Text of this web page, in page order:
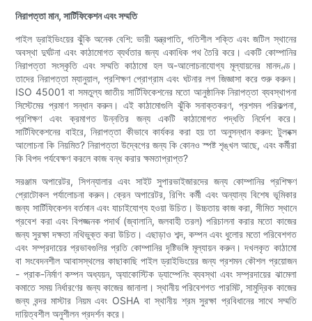
নিরাপত্তা মান, সার্টিফিকেশন এবং সম্মতি
পাইল ড্রাইভিংয়ের ঝুঁকি অনেক বেশি: ভারী যন্ত্রপাতি, গতিশীল শক্তি এবং জটিল স্থানের
অবস্থা দুর্ঘটনা এবং কাঠামোগত ব্যর্থতার জন্য একাধিক পথ তৈরি করে। একটি কোম্পানির
নিরাপত্তা সংস্কৃতি এবং সম্মতি কাঠামো হল অ-আলোচনাযোগ্য মূল্যায়নের মানদণ্ড।
তাদের নিরাপত্তা ম্যানুয়াল, প্রশিক্ষণ প্রোগ্রাম এবং ঘটনার লগ জিজ্ঞাসা করে শুরু করুন।
ISO 45001 বা সমতুল্য জাতীয় সার্টিফিকেশনের মতো আনুষ্ঠানিক নিরাপত্তা ব্যবস্থাপনা
সিস্টেমের প্রমাণ সন্ধান করুন। এই কাঠামোগুলি ঝুঁকি সনাক্তকরণ, প্রশমন পরিকল্পনা,
প্রশিক্ষণ এবং ক্রমাগত উন্নতির জন্য একটি কাঠামোগত পদ্ধতি নির্দেশ করে।
সার্টিফিকেশনের বাইরে, নিরাপত্তা কীভাবে কার্যকর করা হয় তা অনুসন্ধান করুন: টুলবক্স
আলোচনা কি নিয়মিত? নিরাপত্তা উদ্বেগের জন্য কি কোনও স্পষ্ট শৃঙ্খল আছে, এবং কর্মীরা
কি বিপদ পর্যবেক্ষণ করলে কাজ বন্ধ করার ক্ষমতাপ্রাপ্ত?
সরঞ্জাম অপারেটর, সিগন্যালার এবং সাইট সুপারভাইজারদের জন্য কোম্পানির প্রশিক্ষণ
প্রোটোকল পর্যালোচনা করুন। ক্রেন অপারেটর, রিগিং কর্মী এবং অন্যান্য বিশেষ ভূমিকার
জন্য সার্টিফিকেশন বর্তমান এবং যাচাইযোগ্য হওয়া উচিত। উচ্চতায় কাজ করা, সীমিত স্থানে
প্রবেশ করা এবং বিপজ্জনক পদার্থ (জ্বালানি, জলবাহী তরল) পরিচালনা করার মতো কাজের
জন্য সুরক্ষা দক্ষতা নথিভুক্ত করা উচিত। এছাড়াও শব্দ, কম্পন এবং ধুলোর মতো পরিবেশগত
এবং সম্প্রদায়ের প্রভাবগুলির প্রতি কোম্পানির দৃষ্টিভঙ্গি মূল্যায়ন করুন। দখলকৃত কাঠামো
বা সংবেদনশীল আবাসস্থলের কাছাকাছি পাইল ড্রাইভিংয়ের জন্য প্রশমন কৌশল প্রয়োজন
- প্রাক-নির্মাণ কম্পন অধ্যয়ন, অ্যাকোস্টিক ড্যাম্পেনিং ব্যবস্থা এবং সম্প্রদায়ের ঝামেলা
কমাতে সময় নির্ধারণের জন্য কাজের জানালা। স্থানীয় পরিবেশগত পারমিট, সামুদ্রিক কাজের
জন্য বন্দর মাস্টার নিয়ম এবং OSHA বা স্থানীয় শ্রম সুরক্ষা প্রবিধানের সাথে সম্মতি
দায়িত্বশীল অনুশীলন প্রদর্শন করে।